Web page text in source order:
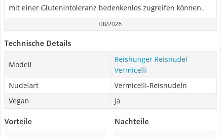
mit einer Glutenintoleranz bedenkenlos zugreifen können.
08/2026
Technische Details
Modell
Reishunger Reisnudel
Vermicelli
Nudelart
Vermicelli-Reisnudeln
Vegan
Ja
Vorteile Nachteile